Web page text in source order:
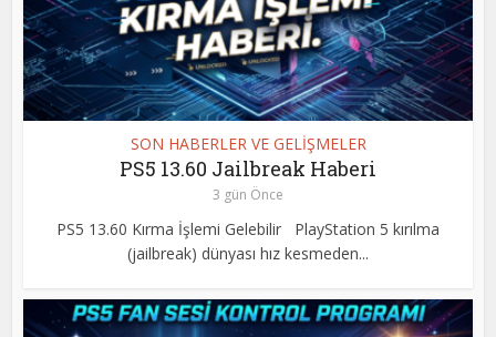
SON HABERLER VE GELİŞMELER
PS5 13.60 Jailbreak Haberi
3 gün Önce
PS5 13.60 Kırma İşlemi Gelebilir PlayStation 5 kırılma
(jailbreak) dünyası hız kesmeden...